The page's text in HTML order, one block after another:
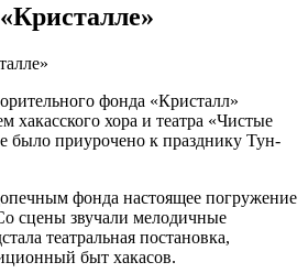
фонда «Кристалл»
хакасского хора и театра «Чистые
было приурочено к празднику Тун-
фонда настоящее погружение
сцены звучали мелодичные
театральная постановка,
быт хакасов.